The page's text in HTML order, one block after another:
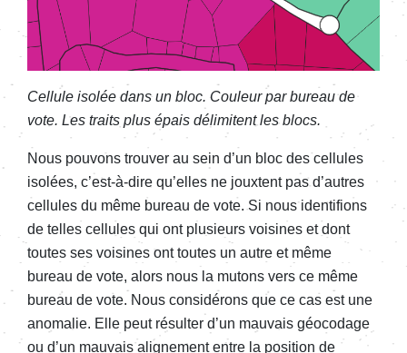
Cellule isolée dans un bloc. Couleur par bureau de
vote. Les traits plus épais délimitent les blocs.
Nous pouvons trouver au sein d’un bloc des cellules
isolées, c’est-à-dire qu’elles ne jouxtent pas d’autres
cellules du même bureau de vote. Si nous identifions
de telles cellules qui ont plusieurs voisines et dont
toutes ses voisines ont toutes un autre et même
bureau de vote, alors nous la mutons vers ce même
bureau de vote. Nous considérons que ce cas est une
anomalie. Elle peut résulter d’un mauvais géocodage
ou d’un mauvais alignement entre la position de